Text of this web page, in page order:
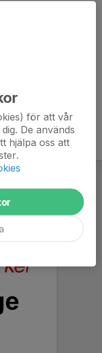
för att vår
De används
hjälpa oss att